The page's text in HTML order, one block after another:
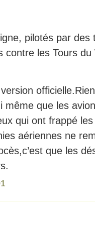
pilotés par des
contre les Tours
que les
qui ont frappé
aériennes ne
que les